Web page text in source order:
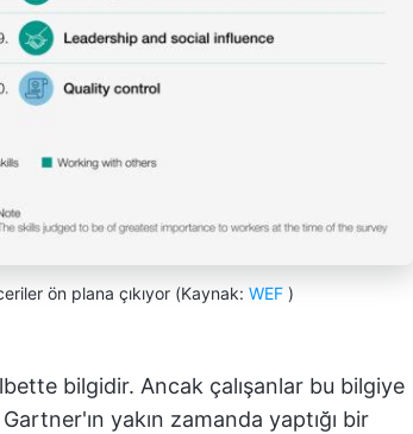
ön plana çıkıyor (Kaynak: WEF)
bilgidir. Ancak çalışanlar bu bilgiye
yakın zamanda yaptığı bir